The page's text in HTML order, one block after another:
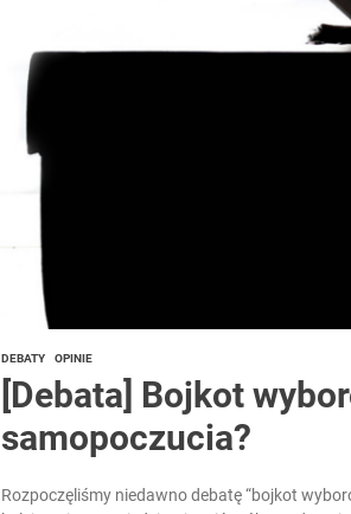
DEBATY OPINIE
[Debata] Bojkot
samopoczucia?
Rozpoczęliśmy niedawno debatę “bojkot